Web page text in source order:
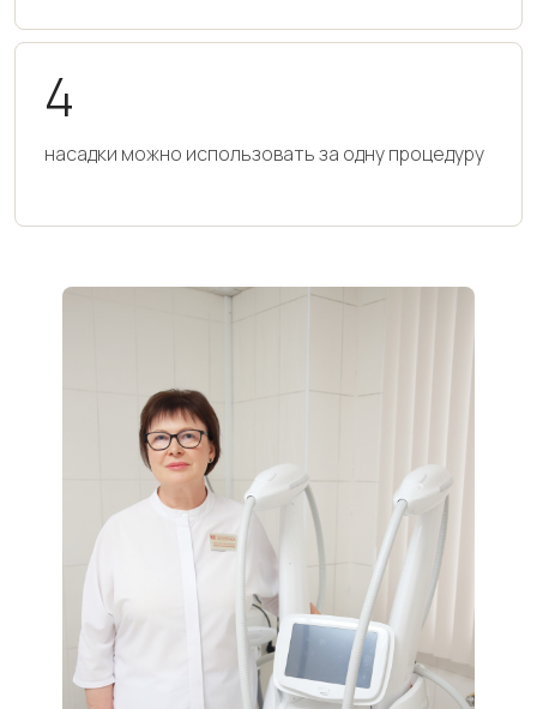
4
насадки можно использовать за одну процедуру